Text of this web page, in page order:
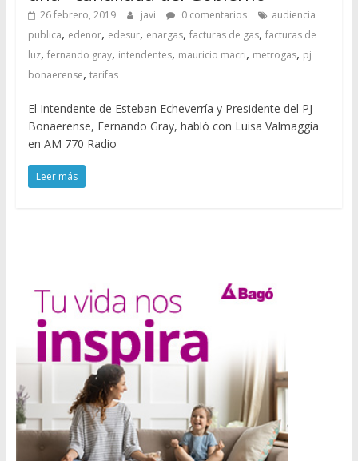
26 febrero, 2019 javi 0 comentarios
audiencia
publica, edenor, edesur, enargas, facturas de gas, facturas de
luz, fernando gray, intendentes, mauricio macri, metrogas, pj
bonaerense, tarifas
El Intendente de Esteban Echeverría y Presidente del PJ
Bonaerense, Fernando Gray, habló con Luisa Valmaggia
en AM 770 Radio
Leer más